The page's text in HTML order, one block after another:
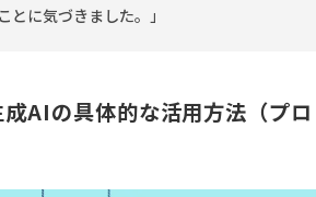
とに気づきました。」
AIの具体的な活用方法（プロ